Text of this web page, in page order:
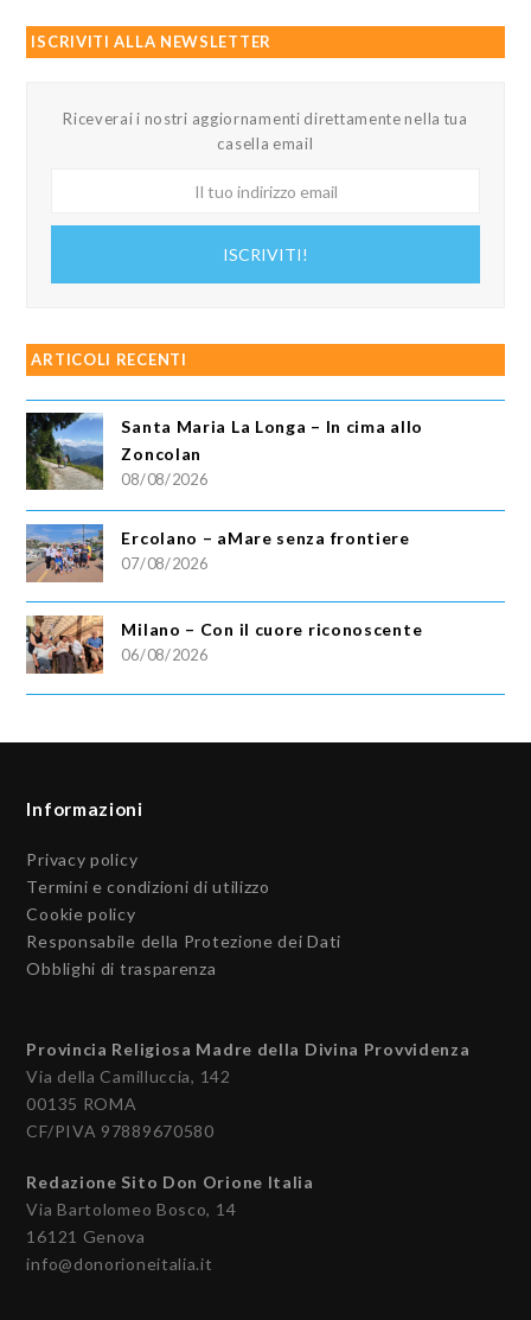
ISCRIVITI ALLA NEWSLETTER
Riceverai i nostri aggiornamenti direttamente nella tua
casella email
ISCRIVITI!
ARTICOLI RECENTI
Santa Maria La Longa – In cima allo
Zoncolan
08/08/2026
Ercolano – aMare senza frontiere
07/08/2026
Milano – Con il cuore riconoscente
06/08/2026
Informazioni
Privacy policy
Termini e condizioni di utilizzo
Cookie policy
Responsabile della Protezione dei Dati
Obblighi di trasparenza
Provincia Religiosa Madre della Divina Provvidenza
Via della Camilluccia, 142
00135 ROMA
CF/PIVA 97889670580
Redazione Sito Don Orione Italia
Via Bartolomeo Bosco, 14
16121 Genova
info@donorioneitalia.it